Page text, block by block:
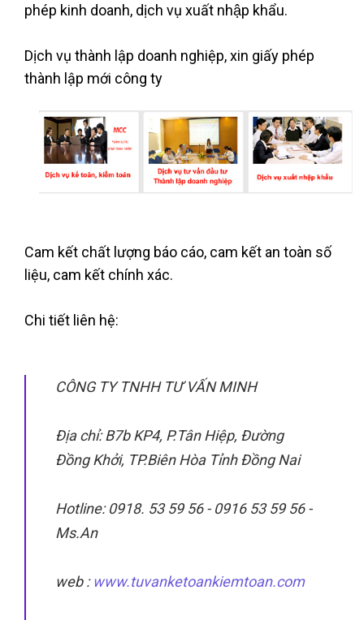
phép kinh doanh, dịch vụ xuất nhập khẩu.
Dịch vụ thành lập doanh nghiệp, xin giấy phép
thành lập mới công ty
Cam kết chất lượng báo cáo, cam kết an toàn số
liệu, cam kết chính xác.
Chi tiết liên hệ:
CÔNG TY TNHH TƯ VẤN MINH
Địa chỉ: B7b KP4, P.Tân Hiệp, Đường
Đồng Khởi, TP.Biên Hòa Tỉnh Đồng Nai
Hotline: 0918. 53 59 56 - 0916 53 59 56 -
Ms.An
web :www.tuvanketoankiemtoan.com